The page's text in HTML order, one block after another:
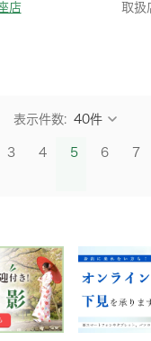
店
取扱
表示件数:
3 4 5 6 7